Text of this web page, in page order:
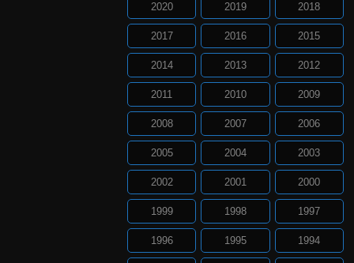
2020 2019 2018
2017 2016 2015
2014 2013 2012
2011 2010 2009
2008 2007 2006
2005 2004 2003
2002 2001 2000
1999 1998 1997
1996 1995 1994